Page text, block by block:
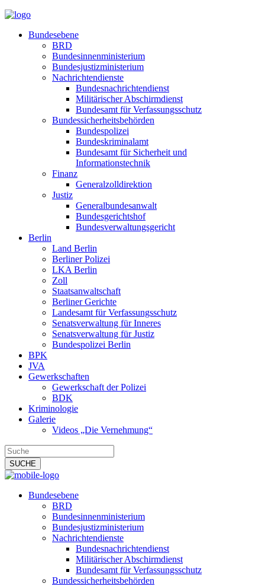
Bundesebene
BRD
Bundesinnenministerium
Bundesjustizministerium
Nachrichtendienste
Bundesnachrichtendienst
Militärischer Abschirmdienst
Bundesamt für Verfassungsschutz
Bundessicherheitsbehörden
Bundespolizei
Bundeskriminalamt
Bundesamt für Sicherheit und
Informationstechnik
Finanz
Generalzolldirektion
Justiz
Generalbundesanwalt
Bundesgerichtshof
Bundesverwaltungsgericht
Berlin
Land Berlin
Berliner Polizei
LKA Berlin
Zoll
Staatsanwaltschaft
Berliner Gerichte
Landesamt für Verfassungsschutz
Senatsverwaltung für Inneres
Senatsverwaltung für Justiz
Bundespolizei Berlin
BPK
JVA
Gewerkschaften
Gewerkschaft der Polizei
BDK
Kriminologie
Galerie
Videos „Die Vernehmung“
Bundesebene
BRD
Bundesinnenministerium
Bundesjustizministerium
Nachrichtendienste
Bundesnachrichtendienst
Militärischer Abschirmdienst
Bundesamt für Verfassungsschutz
Bundessicherheitsbehörden